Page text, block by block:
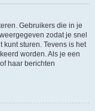
Gebruikers die in je
zodat je snel
kunt sturen. Tevens is het
worden. Als je een
haar berichten